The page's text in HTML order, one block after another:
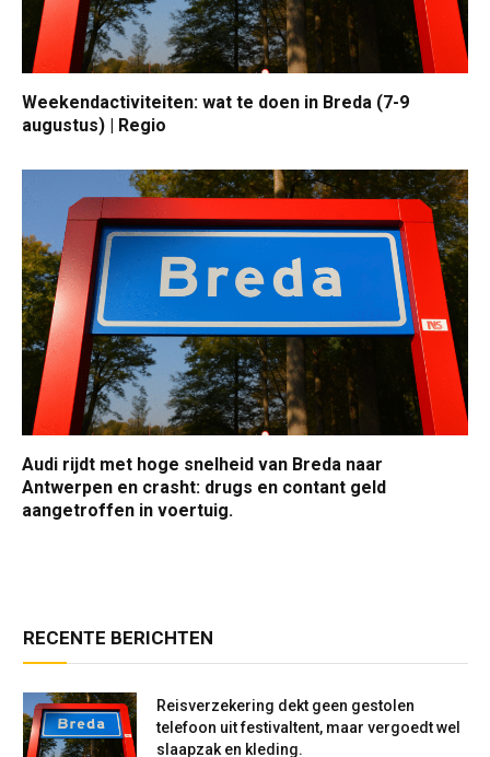
Weekendactiviteiten: wat te doen in Breda (7-9
augustus) | Regio
Audi rijdt met hoge snelheid van Breda naar
Antwerpen en crasht: drugs en contant geld
aangetroffen in voertuig.
RECENTE BERICHTEN
Reisverzekering dekt geen gestolen
telefoon uit festivaltent, maar vergoedt wel
slaapzak en kleding.